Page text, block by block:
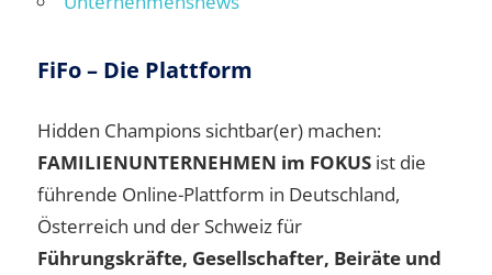
FiFo – Die Plattform
Hidden Champions sichtbar(er) machen:
FAMILIENUNTERNEHMEN im FOKUS ist die
führende Online-Plattform in Deutschland,
Österreich und der Schweiz für
Führungskräfte, Gesellschafter, Beiräte und